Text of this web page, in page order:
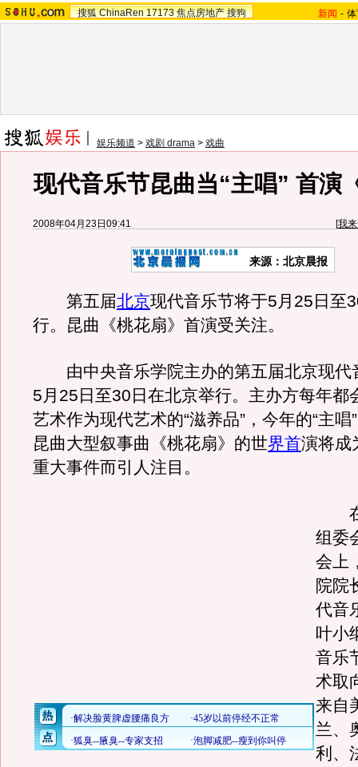
搜狐 ChinaRen 17173 焦点房地产 搜狗 新闻 -
娱乐频道 > 戏剧 drama > 戏曲
现代音乐节昆曲当“主唱” 首演
2008年04月23日09:41 [我
来源：北京晨报
第五届北京现代音乐节将于5月25日至
行。昆曲《桃花扇》首演受关注。
由中央音乐学院主办的第五届北京现代
5月25日至30日在北京举行。主办方每年都
艺术作为现代艺术的“滋养品”，今年的“主
昆曲大型叙事曲《桃花扇》的世界首演将成
重大事件而引人注目。
在
组委
会上
院院
代音
叶小
音乐
术取
来自
兰、
利、